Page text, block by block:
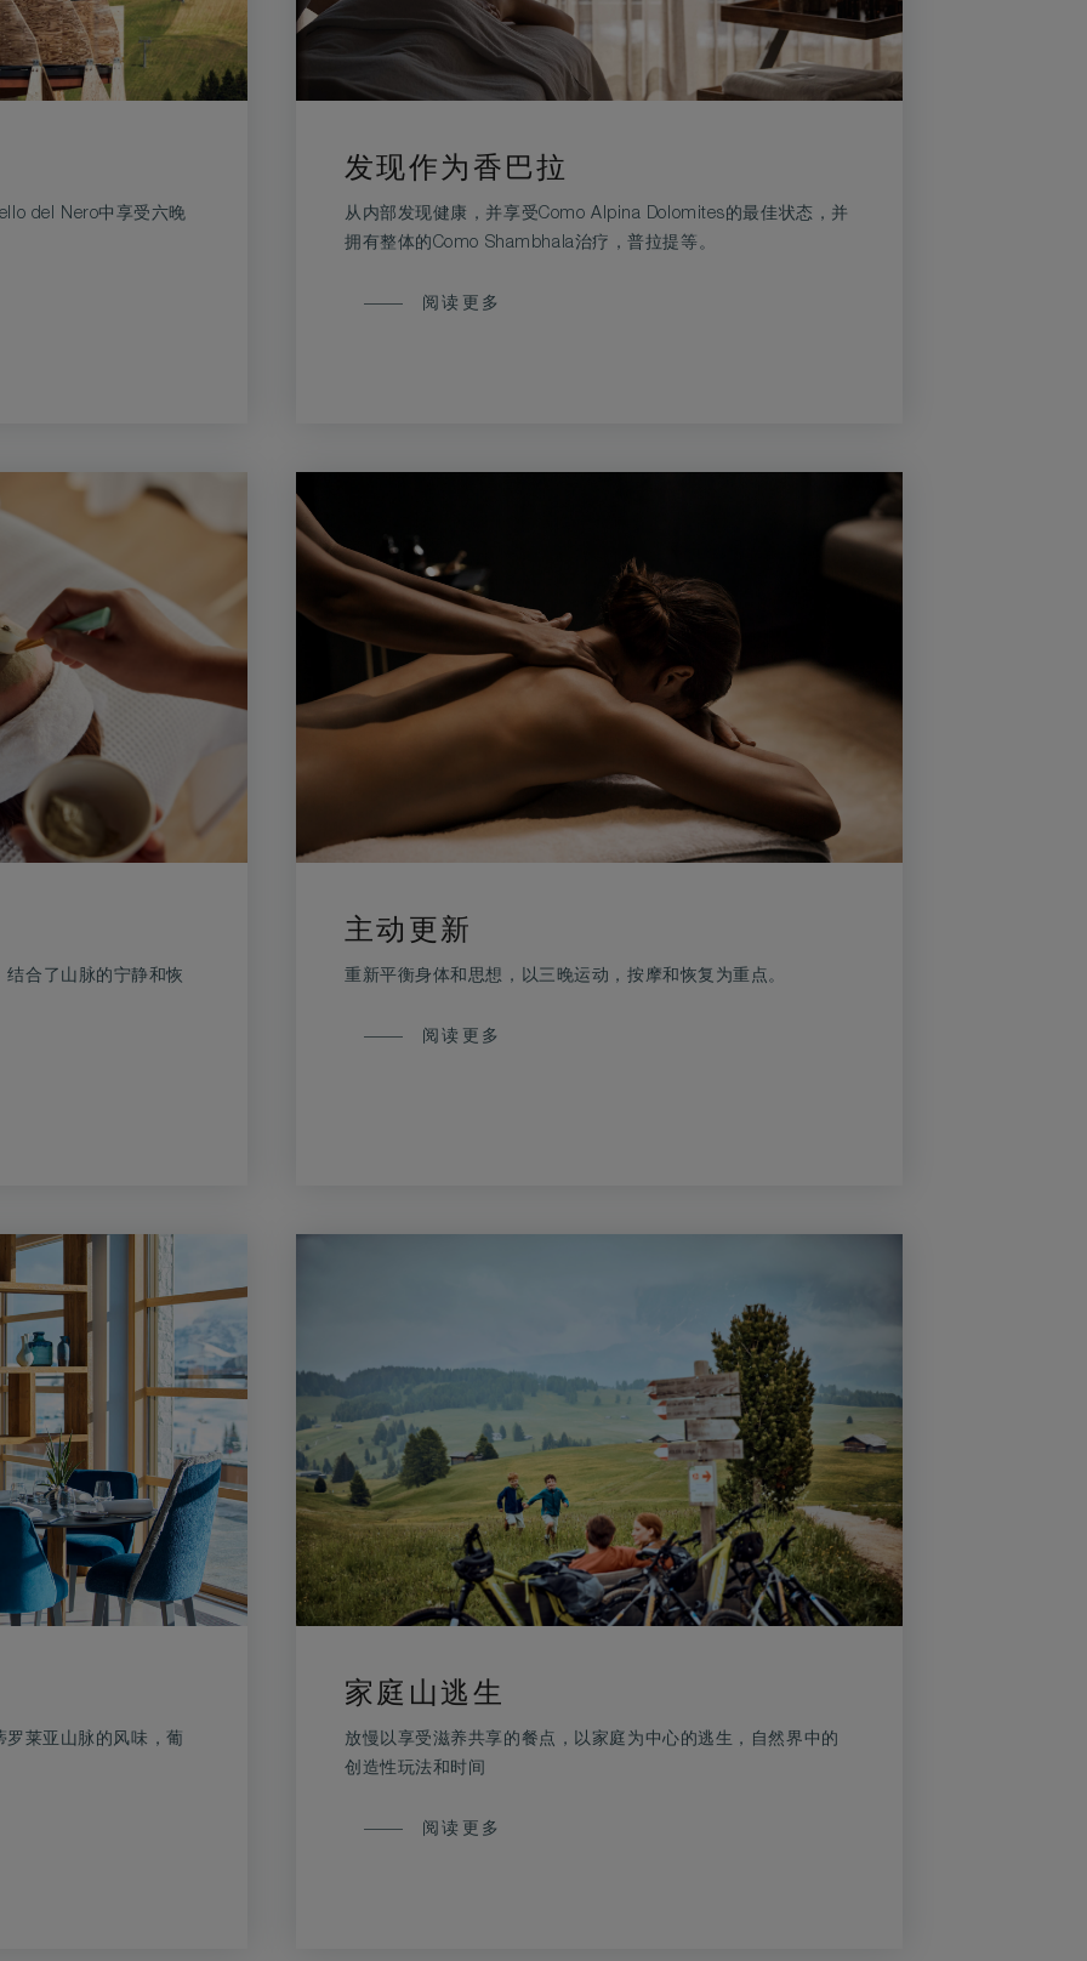
del Nero中享受六晚
发现作为香巴拉
从内部发现健康，并享受Como Alpina Dolomites的最佳状态，并
拥有整体的Como Shambhala治疗，普拉提等。
发
阅读更多
合了山脉的宁静和恢
主动更新
重新平衡身体和思想，以三晚运动，按摩和恢复为重点。
主
阅读更多
莱亚山脉的风味，葡
家庭山逃生
放慢以享受滋养共享的餐点，以家庭为中心的逃生，自然界中的
创造性玩法和时间
家
阅读更多